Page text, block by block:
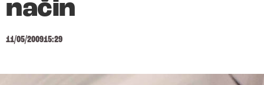
način
11/05/200915:29